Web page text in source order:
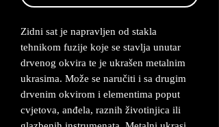
Zidni sat je napravljen od stakla
tehnikom fuzije koje se stavlja unutar
drvenog okvira te je ukrašen metalnim
ukrasima. Može se naručiti i sa drugim
drvenim okvirom i elementima poput
cvjetova, anđela, raznih životinjica ili